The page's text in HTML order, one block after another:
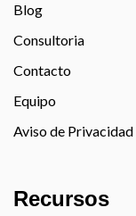
Blog
Consultoria
Contacto
Equipo
Aviso de Privacidad
Recursos